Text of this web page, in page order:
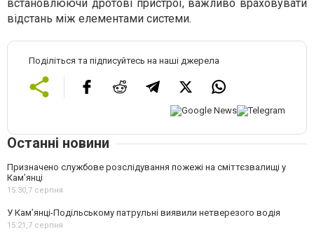
встановлюючи дротові пристрої, важливо враховувати
відстань між елементами системи.
Поділіться та підписуйтесь на наші джерела
Останні новини
Призначено службове розслідування пожежі на сміттєзвалищі у
Кам’янці
15:30, 7 серпня
У Кам’янці-Подільському патрульні виявили нетверезого водія
15:21, 7 серпня